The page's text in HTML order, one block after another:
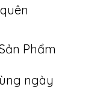
quên
Phẩm
ngày